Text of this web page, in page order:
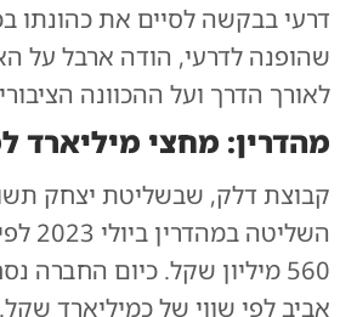
שהופנה לדרעי, הודה ארבל על
לאורך הדרך ועל ההכוונה
מהדרין: מחצי מיליארד
קבוצת דלק, שבשליטת יצחק
560 מיליון שקל. כיום
אביב לפי שווי של כמיליארד